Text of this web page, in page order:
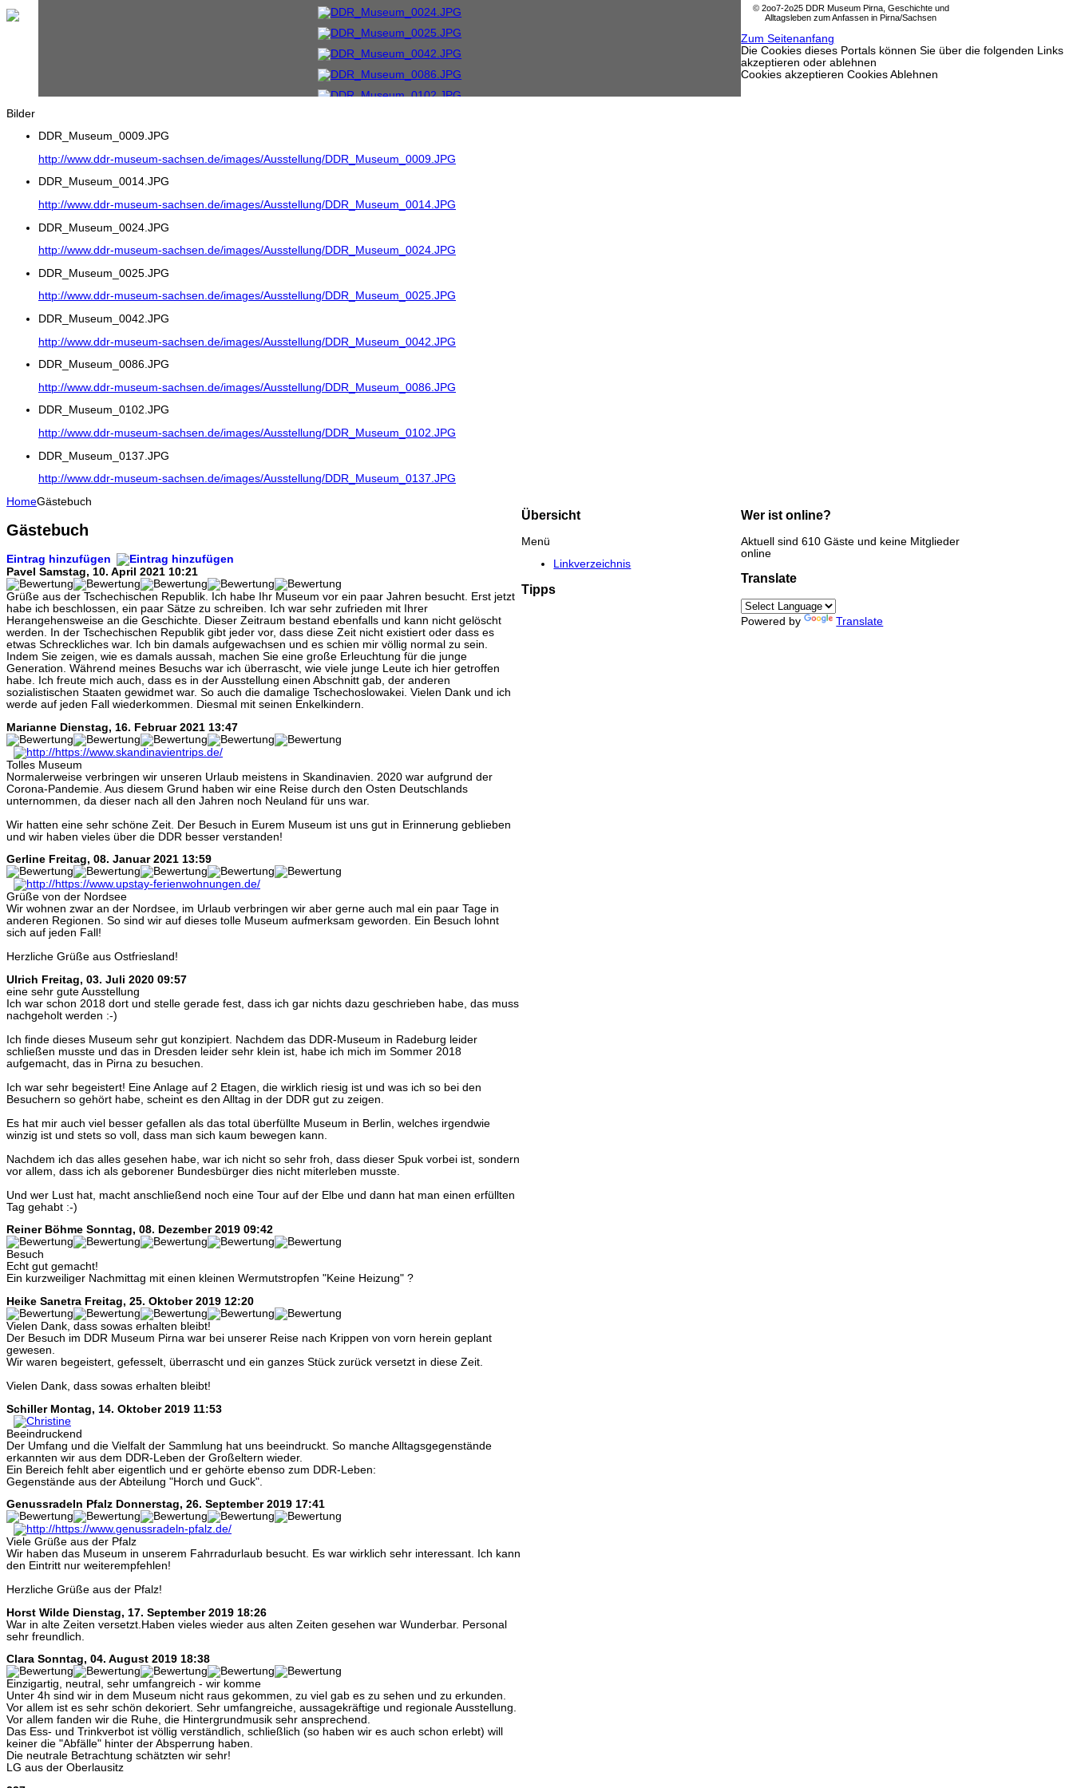
Bilder
DDR_Museum_0009.JPG
http://www.ddr-museum-sachsen.de/images/Ausstellung/DDR_Museum_0009.JPG
DDR_Museum_0014.JPG
http://www.ddr-museum-sachsen.de/images/Ausstellung/DDR_Museum_0014.JPG
DDR_Museum_0024.JPG
http://www.ddr-museum-sachsen.de/images/Ausstellung/DDR_Museum_0024.JPG
DDR_Museum_0025.JPG
http://www.ddr-museum-sachsen.de/images/Ausstellung/DDR_Museum_0025.JPG
DDR_Museum_0042.JPG
http://www.ddr-museum-sachsen.de/images/Ausstellung/DDR_Museum_0042.JPG
DDR_Museum_0086.JPG
http://www.ddr-museum-sachsen.de/images/Ausstellung/DDR_Museum_0086.JPG
DDR_Museum_0102.JPG
http://www.ddr-museum-sachsen.de/images/Ausstellung/DDR_Museum_0102.JPG
DDR_Museum_0137.JPG
http://www.ddr-museum-sachsen.de/images/Ausstellung/DDR_Museum_0137.JPG
HomeGästebuch
Gästebuch
Eintrag hinzufügen
Pavel Samstag, 10. April 2021 10:21
Grüße aus der Tschechischen Republik. Ich habe Ihr Museum vor ein paar Jahren besucht. Erst jetzt
habe ich beschlossen, ein paar Sätze zu schreiben. Ich war sehr zufrieden mit Ihrer
Herangehensweise an die Geschichte. Dieser Zeitraum bestand ebenfalls und kann nicht gelöscht
werden. In der Tschechischen Republik gibt jeder vor, dass diese Zeit nicht existiert oder dass es
etwas Schreckliches war. Ich bin damals aufgewachsen und es schien mir völlig normal zu sein.
Indem Sie zeigen, wie es damals aussah, machen Sie eine große Erleuchtung für die junge
Generation. Während meines Besuchs war ich überrascht, wie viele junge Leute ich hier getroffen
habe. Ich freute mich auch, dass es in der Ausstellung einen Abschnitt gab, der anderen
sozialistischen Staaten gewidmet war. So auch die damalige Tschechoslowakei. Vielen Dank und ich
werde auf jeden Fall wiederkommen. Diesmal mit seinen Enkelkindern.
Marianne Dienstag, 16. Februar 2021 13:47
Tolles Museum
Normalerweise verbringen wir unseren Urlaub meistens in Skandinavien. 2020 war aufgrund der
Corona-Pandemie. Aus diesem Grund haben wir eine Reise durch den Osten Deutschlands
unternommen, da dieser nach all den Jahren noch Neuland für uns war.
Wir hatten eine sehr schöne Zeit. Der Besuch in Eurem Museum ist uns gut in Erinnerung geblieben
und wir haben vieles über die DDR besser verstanden!
Gerline Freitag, 08. Januar 2021 13:59
Grüße von der Nordsee
Wir wohnen zwar an der Nordsee, im Urlaub verbringen wir aber gerne auch mal ein paar Tage in
anderen Regionen. So sind wir auf dieses tolle Museum aufmerksam geworden. Ein Besuch lohnt
sich auf jeden Fall!
Herzliche Grüße aus Ostfriesland!
Ulrich Freitag, 03. Juli 2020 09:57
eine sehr gute Ausstellung
Ich war schon 2018 dort und stelle gerade fest, dass ich gar nichts dazu geschrieben habe, das muss
nachgeholt werden :-)
Ich finde dieses Museum sehr gut konzipiert. Nachdem das DDR-Museum in Radeburg leider
schließen musste und das in Dresden leider sehr klein ist, habe ich mich im Sommer 2018
aufgemacht, das in Pirna zu besuchen.
Ich war sehr begeistert! Eine Anlage auf 2 Etagen, die wirklich riesig ist und was ich so bei den
Besuchern so gehört habe, scheint es den Alltag in der DDR gut zu zeigen.
Es hat mir auch viel besser gefallen als das total überfüllte Museum in Berlin, welches irgendwie
winzig ist und stets so voll, dass man sich kaum bewegen kann.
Nachdem ich das alles gesehen habe, war ich nicht so sehr froh, dass dieser Spuk vorbei ist, sondern
vor allem, dass ich als geborener Bundesbürger dies nicht miterleben musste.
Und wer Lust hat, macht anschließend noch eine Tour auf der Elbe und dann hat man einen erfüllten
Tag gehabt :-)
Reiner Böhme Sonntag, 08. Dezember 2019 09:42
Besuch
Echt gut gemacht!
Ein kurzweiliger Nachmittag mit einen kleinen Wermutstropfen "Keine Heizung" ?
Heike Sanetra Freitag, 25. Oktober 2019 12:20
Vielen Dank, dass sowas erhalten bleibt!
Der Besuch im DDR Museum Pirna war bei unserer Reise nach Krippen von vorn herein geplant
gewesen.
Wir waren begeistert, gefesselt, überrascht und ein ganzes Stück zurück versetzt in diese Zeit.
Vielen Dank, dass sowas erhalten bleibt!
Schiller Montag, 14. Oktober 2019 11:53
Beeindruckend
Der Umfang und die Vielfalt der Sammlung hat uns beeindruckt. So manche Alltagsgegenstände
erkannten wir aus dem DDR-Leben der Großeltern wieder.
Ein Bereich fehlt aber eigentlich und er gehörte ebenso zum DDR-Leben:
Gegenstände aus der Abteilung "Horch und Guck".
Genussradeln Pfalz Donnerstag, 26. September 2019 17:41
Viele Grüße aus der Pfalz
Wir haben das Museum in unserem Fahrradurlaub besucht. Es war wirklich sehr interessant. Ich kann
den Eintritt nur weiterempfehlen!
Herzliche Grüße aus der Pfalz!
Horst Wilde Dienstag, 17. September 2019 18:26
War in alte Zeiten versetzt.Haben vieles wieder aus alten Zeiten gesehen war Wunderbar. Personal
sehr freundlich.
Clara Sonntag, 04. August 2019 18:38
Einzigartig, neutral, sehr umfangreich - wir komme
Unter 4h sind wir in dem Museum nicht raus gekommen, zu viel gab es zu sehen und zu erkunden.
Vor allem ist es sehr schön dekoriert. Sehr umfangreiche, aussagekräftige und regionale Ausstellung.
Vor allem fanden wir die Ruhe, die Hintergrundmusik sehr ansprechend.
Das Ess- und Trinkverbot ist völlig verständlich, schließlich (so haben wir es auch schon erlebt) will
keiner die "Abfälle" hinter der Absperrung haben.
Die neutrale Betrachtung schätzten wir sehr!
LG aus der Oberlausitz
Übersicht
Menü
Linkverzeichnis
Tipps
Wer ist online?
Aktuell sind 610 Gäste und keine Mitglieder
online
Translate
Powered by Translate
© 2oo7-2o25 DDR Museum Pirna, Geschichte und
Alltagsleben zum Anfassen in Pirna/Sachsen
Zum Seitenanfang
Die Cookies dieses Portals können Sie über die folgenden Links
akzeptieren oder ablehnen
Cookies akzeptieren Cookies Ablehnen